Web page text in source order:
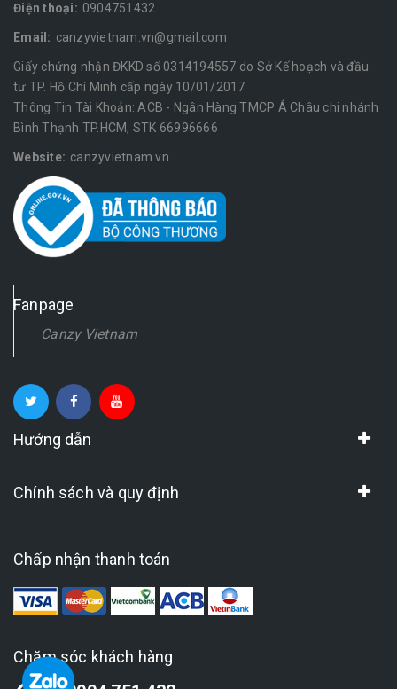
Điện thoại: 0904751432
Email: canzyvietnam.vn@gmail.com
Giấy chứng nhận ĐKKD số 0314194557 do Sở Kế hoạch và đầu
tư TP. Hồ Chí Minh cấp ngày 10/01/2017
Thông Tin Tài Khoản: ACB - Ngân Hàng TMCP Á Châu chi nhánh
Bình Thạnh TP.HCM, STK 66996666
Website: canzyvietnam.vn
Fanpage
Canzy Vietnam
Hướng dẫn
Chính sách và quy định
Chấp nhận thanh toán
Chăm sóc khách hàng